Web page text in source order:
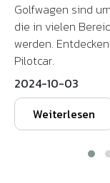
Golfwagen sind
die in vielen
werden.
Pilotcar.
2024-10-03
Weiterlesen